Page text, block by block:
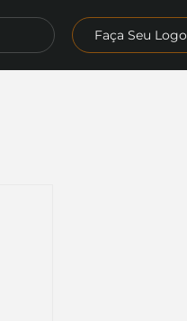
Faça Seu Logo